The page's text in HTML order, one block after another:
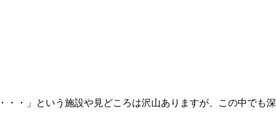
・」という施設や見どころは沢山ありますが、この中でも深